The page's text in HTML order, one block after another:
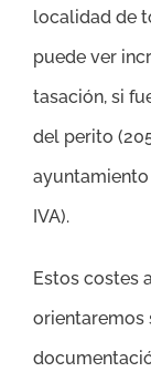
localidad de
puede ver
tasación, si
del perito
IVA).
Estos costes
orientaremos